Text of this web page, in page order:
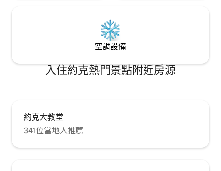
套令人驚嘆的18世紀城堡門將客廳和臥室
分開，並為這個迷人的發現提供了「驚嘆
因素」。 一個迎賓籃，裝有普羅塞克或紅
酒或白葡萄酒和橄欖，以及 廚房提供早
餐；手工麵包、奶油、果醬、麥片、牛
奶、自由放牧雞蛋、新鮮水果汁、
Marmite、Betty 's/Yorkshire茶和磨碎咖
慧高畫質電視（可免費收看）、DVD播放
機、Bose藍牙音響系統，非常適合舒適的
夜晚。 配有步入式淋浴間、加熱毛巾架、
地暖和大量白色毛巾（沐浴乳和洗髮精
等）的潮溼房間風格浴室 廚房-回收的石板
空調設備
入住約克熱門景點附近房源
約克大教堂
341位當地人推薦